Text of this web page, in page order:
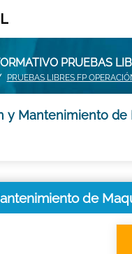
PRUEBAS
PRUEBAS LIBRES FP
y Mantenimiento
de